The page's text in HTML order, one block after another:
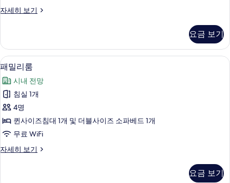
룸
진
모
두
보
기
자세히 보기
스
트
리
플
룸
자
세
히
보
기
요금 보기
패
밀
리
룸
사
진
두
패밀리룸 | 미니바, 객실 내 금고, 책상,
5
패밀리룸
시내 전망
침실 1개
4명
퀸사이즈침대 1개 및 더블사이즈 소파베드 1개
무료 WiFi
자세히 보기
패
요금 보기